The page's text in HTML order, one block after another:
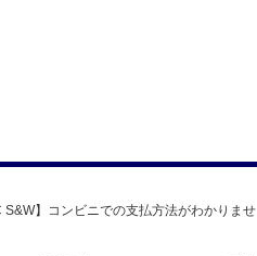
S&W】コンビニでの支払方法がわかりませ